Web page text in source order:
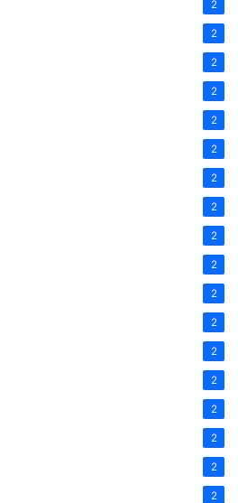
2
2
2
2
2
2
2
2
2
2
2
2
2
2
2
2
2
2